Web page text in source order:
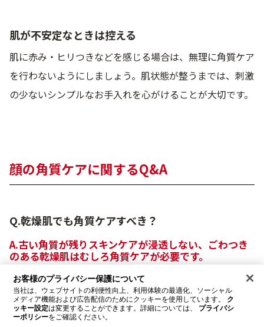
肌が不安定なときは控える
肌に赤み・ヒリつきなどを感じる場合は、無理に角質ケア
を行わないようにしましょう。肌状態が整うまでは、刺激
の少ないシンプルなお手入れを心がけることが大切です。
顔の角質ケアに関するQ&A
Q.乾燥肌でも角質ケアすべき ？
A.古い角質が残りスキンケアが浸透しない、ごわつき
のある乾燥肌はむしろ角質ケアが必要です。
ただ、赤みやヒリつき、カサつきのある乾燥肌の場合
は、角質ケアを始める前にシンプルなお手入れに切り
替えるなど肌の立て直しが必要となります。症状が続
お客様のプライバシー保護について
当社は、ウェブサイトの利便性向上、利用体験の最適化、ソーシャル
メディア機能および広告配信のためにクッキーを使用しています。
ク
ッキー設定は変更することができます。詳細については、
プライバシ
ーポリシーをご確認ください。